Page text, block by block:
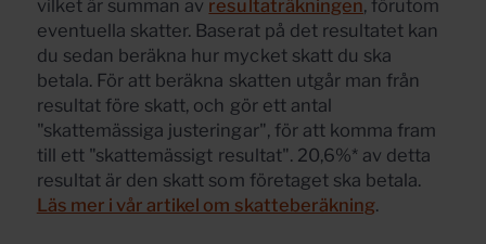
vilket är summan av resultaträkningen, förutom
eventuella skatter. Baserat på det resultatet kan
du sedan beräkna hur mycket skatt du ska
betala. För att beräkna skatten utgår man från
resultat före skatt, och gör ett antal
"skattemässiga justeringar", för att komma fram
till ett "skattemässigt resultat". 20,6%* av detta
resultat är den skatt som företaget ska betala.
Läs mer i vår artikel om skatteberäkning.